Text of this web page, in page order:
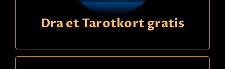
Ring 09391340
Dra et Tarotkort gratis